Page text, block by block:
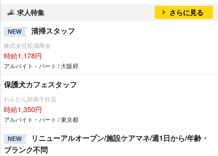
求人特集 さらに見る
NEW 清掃スタッフ
株式会社松浦商会
時給1,178円
アルバイト・パート / 大阪府
保護犬カフェスタッフ
わんだん邸南千住店
時給1,350円
アルバイト・パート / 東京都
NEW
リニューアルオープン/施設ケアマネ/週1日から/年齢・
ブランク不問